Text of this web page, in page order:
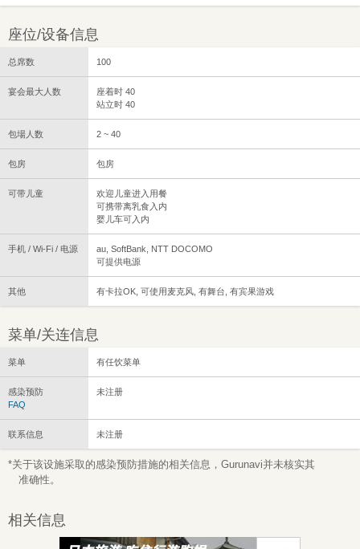
座位/设备信息
总席数 100
宴会最大人数
座着时 40
站立时 40
包場人数 2 ~ 40
包房 包房
可带儿童
欢迎儿童进入用餐
可携带离乳食入内
婴儿车可入内
手机 / Wi-Fi / 电源
au, SoftBank, NTT DOCOMO
可提供电源
其他 有卡拉OK, 可使用麦克风, 有舞台, 有宾果游戏
菜单/关连信息
菜单 有任饮菜单
感染预防
FAQ
未注册
联系信息 未注册
*关于该设施采取的感染预防措施的相关信息，Gurunavi并未核实其
准确性。
相关信息